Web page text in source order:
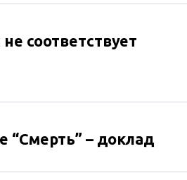
соответствует
“Смерть” – доклад